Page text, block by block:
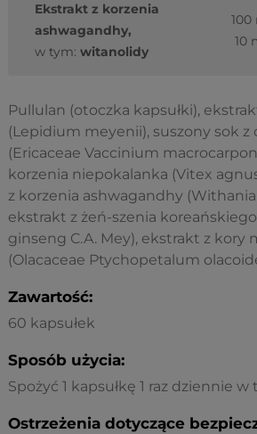
Ekstrakt z korzenia
ashwagandhy,
w tym: witanolidy
100
10
Pullulan (otoczka kapsułki),
(Lepidium meyenii), suszony sok z
(Ericaceae Vaccinium
korzenia niepokalanka (Vitex
z korzenia ashwagandhy (Withania
ekstrakt z żeń-szenia
ginseng C.A. Mey), ekstrakt z kory
(Olacaceae Ptychopetalum
Zawartość:
60 kapsułek
Sposób użycia:
Spożyć 1 kapsułkę 1 raz dziennie w
Ostrzeżenia dotyczące